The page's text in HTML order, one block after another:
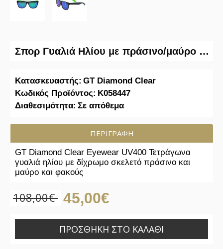
Σπορ Γυαλιά Ηλίου με πράσινο/μαύρο σκελετό
Κατασκευαστής: GT Diamond Clear
Κωδικός Προϊόντος: K058447
Διαθεσιμότητα: Σε απόθεμα
ΠΕΡΙΓΡΑΦΉ
GT Diamond Clear Eyewear UV400 Τετράγωνα
γυαλιά ηλίου με δίχρωμο σκελετό πράσινο και
μαύρο και φακούς
108,00€ 45,00€
ΠΡΟΣΘΉΚΗ ΣΤΟ ΚΑΛΆΘΙ